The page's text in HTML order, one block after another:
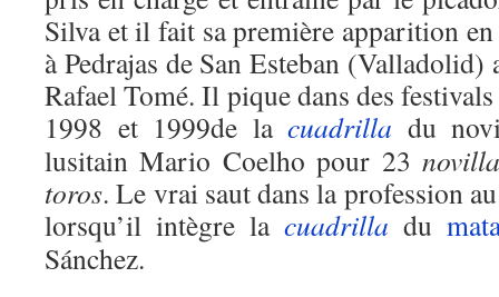
Silva et il fait sa première apparition
à Pedrajas de San Esteban (Valladolid)
Rafael Tomé. Il pique dans des
1998 et 1999de la cuadrilla du
lusitain Mario Coelho pour 23
toros. Le vrai saut dans la profession
lorsqu’il intègre la cuadrilla du
Sánchez.